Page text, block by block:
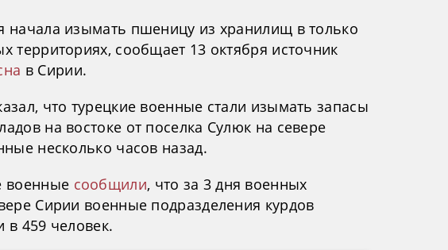
начала изымать пшеницу из хранилищ в только
территориях, сообщает 13 октября источник
в Сирии.
что турецкие военные стали изымать запасы
на востоке от поселка Сулюк на севере
несколько часов назад.
военные сообщили, что за 3 дня военных
Сирии военные подразделения курдов
в 459 человек.